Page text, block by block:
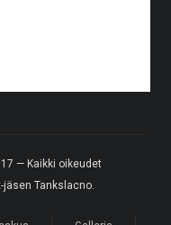
— Kaikki oikeudet
Tankslacno.